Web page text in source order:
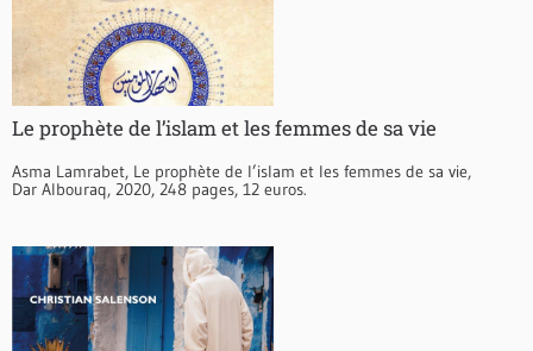
Le prophète de l’islam et les femmes de sa vie
Asma Lamrabet, Le prophète de l’islam et les femmes de sa vie,
Dar Albouraq, 2020, 248 pages, 12 euros.